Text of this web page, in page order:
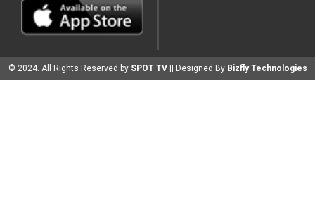
© 2024. All Rights Reserved by SPOT TV || Designed By Bizfly Technologies